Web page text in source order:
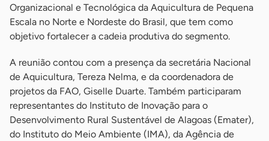
Organizacional e Tecnológica da Aquicultura de Pequena
Escala no Norte e Nordeste do Brasil, que tem como
objetivo fortalecer a cadeia produtiva do segmento.
A reunião contou com a presença da secretária Nacional
de Aquicultura, Tereza Nelma, e da coordenadora de
projetos da FAO, Giselle Duarte. Também participaram
representantes do Instituto de Inovação para o
Desenvolvimento Rural Sustentável de Alagoas (Emater),
do Instituto do Meio Ambiente (IMA), da Agência de